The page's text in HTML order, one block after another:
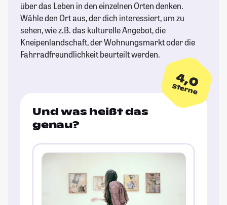
über das Leben in den einzelnen Orten denken.
Wähle den Ort aus, der dich interessiert, um zu
sehen, wie z.B. das kulturelle Angebot, die
Kneipenlandschaft, der Wohnungsmarkt oder die
Fahrradfreundlichkeit beurteilt werden.
4,0
Sterne
Und was heißt das
genau?